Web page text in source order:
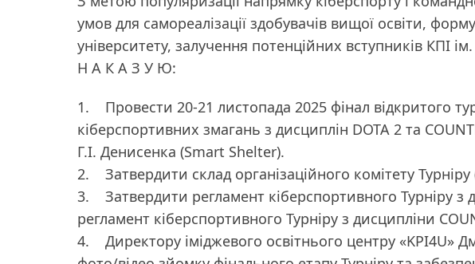
умов для самореалізації здобувачів вищої освіти,
університету, залучення потенційних вступників КПІ
Н А К А З У Ю:
1. Провести 20-21 листопада 2025 фінал відкритого
кіберспортивних змагань з дисциплін DOTA 2 та
Г.І. Денисенка (Smart Shelter).
2. Затвердити склад організаційного комітету Турніру
3. Затвердити регламент кіберспортивного Турніру з
регламент кіберспортивного Турніру з дисципліни
4. Директору іміджевого освітнього центру «KPI4U»